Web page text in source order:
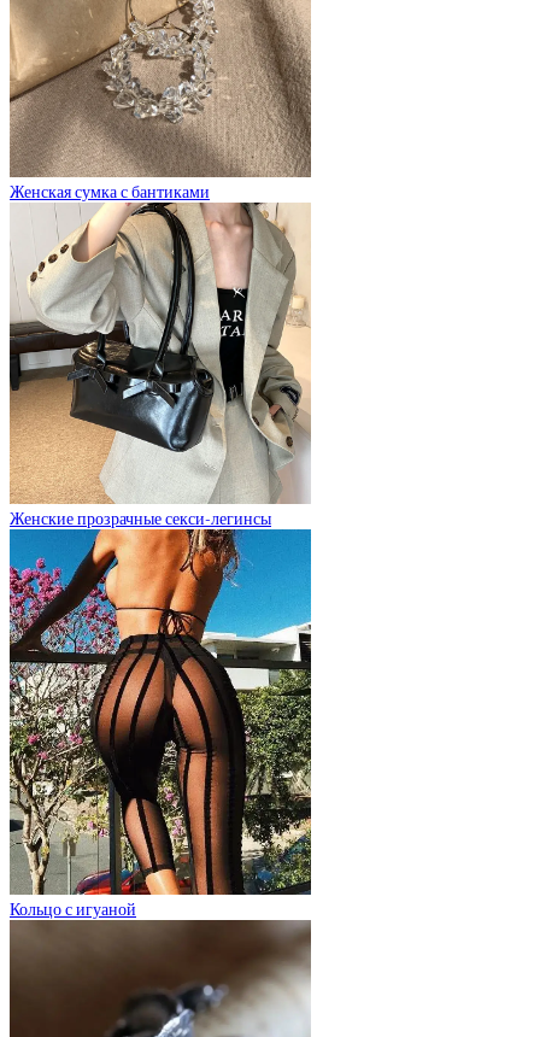
Женская сумка с бантиками
Женские прозрачные секси-легинсы
Кольцо с игуаной